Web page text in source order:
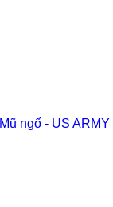
Mũ ngố - US